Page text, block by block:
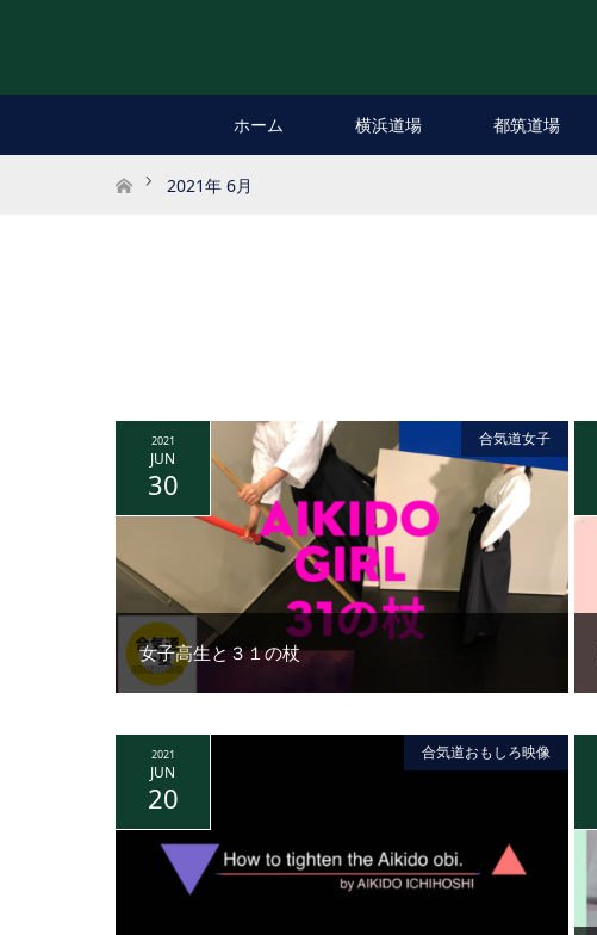
ホーム 横浜道場 都筑道場
ホーム2021年 6月
女子高生と３１の杖
2021
JUN
30
合気道女子
2021
JUN
20
合気道おもしろ映像